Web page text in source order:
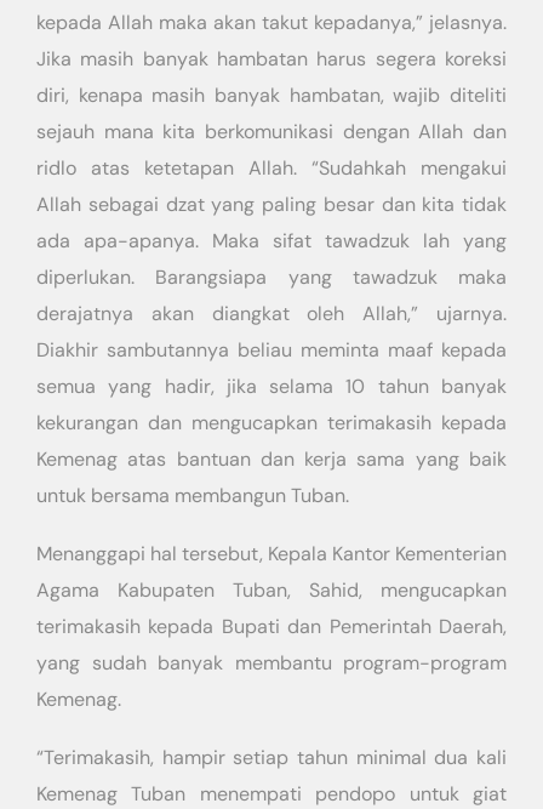
kepada Allah maka akan takut kepadanya,” jelasnya.
Jika masih banyak hambatan harus segera koreksi
diri, kenapa masih banyak hambatan, wajib diteliti
sejauh mana kita berkomunikasi dengan Allah dan
ridlo atas ketetapan Allah. “Sudahkah mengakui
Allah sebagai dzat yang paling besar dan kita tidak
ada apa-apanya. Maka sifat tawadzuk lah yang
diperlukan. Barangsiapa yang tawadzuk maka
derajatnya akan diangkat oleh Allah,” ujarnya.
Diakhir sambutannya beliau meminta maaf kepada
semua yang hadir, jika selama 10 tahun banyak
kekurangan dan mengucapkan terimakasih kepada
Kemenag atas bantuan dan kerja sama yang baik
untuk bersama membangun Tuban.
Menanggapi hal tersebut, Kepala Kantor Kementerian
Agama Kabupaten Tuban, Sahid, mengucapkan
terimakasih kepada Bupati dan Pemerintah Daerah,
yang sudah banyak membantu program-program
Kemenag.
“Terimakasih, hampir setiap tahun minimal dua kali
Kemenag Tuban menempati pendopo untuk giat